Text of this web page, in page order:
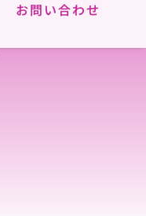
お問い合わせ